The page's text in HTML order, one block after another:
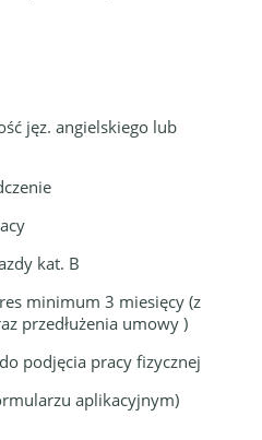
jęz. angielskiego lub
kat. B
minimum 3 miesięcy (z
przedłużenia umowy )
podjęcia pracy fizycznej
aplikacyjnym)